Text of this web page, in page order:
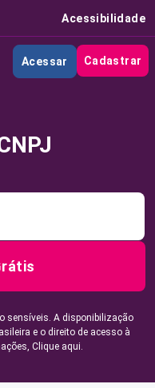
Acessibilidade
Acessar Cadastrar
sensíveis. A disponibilização
e o direito de acesso à
Clique aqui.